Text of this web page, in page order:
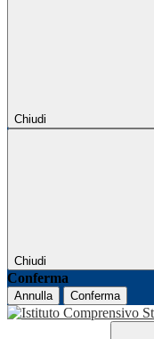
Chiudi
Chiudi
Conferma
Annulla Conferma